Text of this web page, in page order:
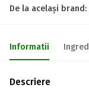
De la același brand:
Informatii
Descriere